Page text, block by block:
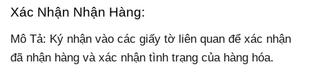
Xác Nhận Nhận Hàng:
Mô Tả: Ký nhận vào các giấy tờ liên quan để xác nhận
đã nhận hàng và xác nhận tình trạng của hàng hóa.